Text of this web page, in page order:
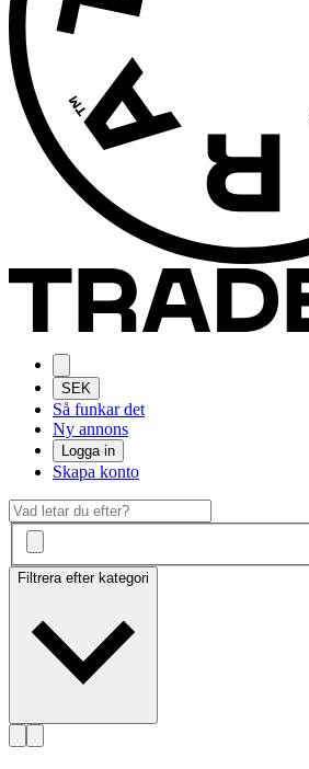
SEK
Så funkar det
Ny annons
Logga in
Skapa konto
Filtrera efter kategori